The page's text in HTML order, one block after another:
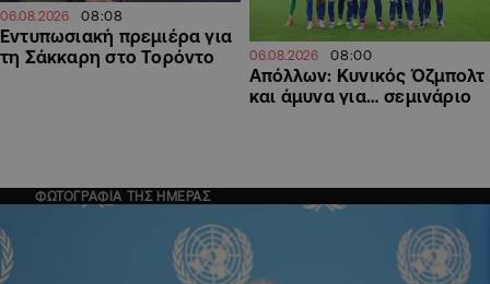
06.08.2026 08:08
Εντυπωσιακή πρεμιέρα για
τη Σάκκαρη στο Τορόντο
06.08.2026 08:00
Απόλλων: Κυνικός Όζμπολτ
και άμυνα για… σεμινάριο
ΦΩΤΟΓΡΑΦΙΑ ΤΗΣ ΗΜΕΡΑΣ